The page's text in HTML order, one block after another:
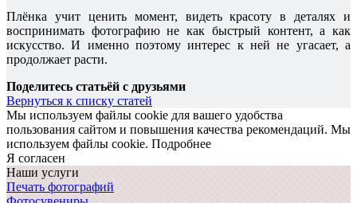
Плёнка учит ценить момент, видеть красоту в деталях и
воспринимать фотографию не как быстрый контент, а как
искусство. И именно поэтому интерес к ней не угасает, а
продолжает расти.
Поделитесь статьёй с друзьями
Вернуться к списку статей
Мы используем файлы cookie для вашего удобства
пользования сайтом и повышения качества рекомендаций. Мы
используем файлы cookie. Подробнее
Я согласен
Наши услуги
Печать фотографий